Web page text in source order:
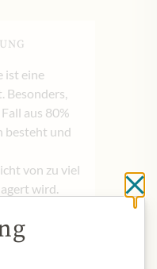
ist eine
Besonders,
aus 80%
besteht und
von zu viel
wird.
und